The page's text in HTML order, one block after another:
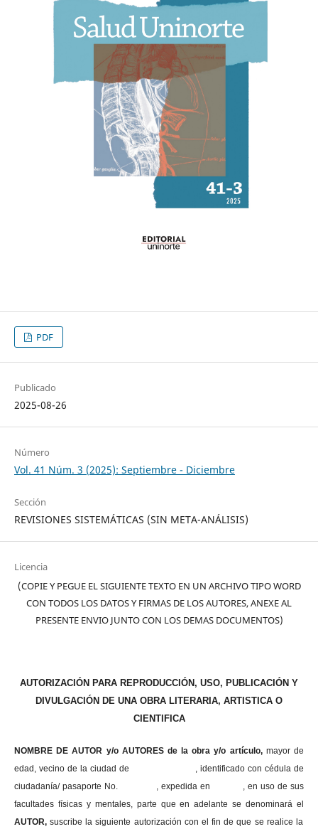
PDF
Publicado
2025-08-26
Número
Vol. 41 Núm. 3 (2025): Septiembre - Diciembre
Sección
REVISIONES SISTEMÁTICAS (SIN META-ANÁLISIS)
Licencia
(COPIE Y PEGUE EL SIGUIENTE TEXTO EN UN ARCHIVO TIPO WORD
CON TODOS LOS DATOS Y FIRMAS DE LOS AUTORES, ANEXE AL
PRESENTE ENVIO JUNTO CON LOS DEMAS DOCUMENTOS)
AUTORIZACIÓN PARA REPRODUCCIÓN, USO, PUBLICACIÓN Y
DIVULGACIÓN DE UNA OBRA LITERARIA, ARTISTICA O
CIENTIFICA
NOMBRE DE AUTOR y/o AUTORES de la obra y/o artículo, mayor de
edad, vecino de la ciudad de , identificado con cédula de
ciudadanía/ pasaporte No. , expedida en , en uso de sus
facultades físicas y mentales, parte que en adelante se denominará el
AUTOR,suscribe la siguiente autorización con el fin de que se realice la